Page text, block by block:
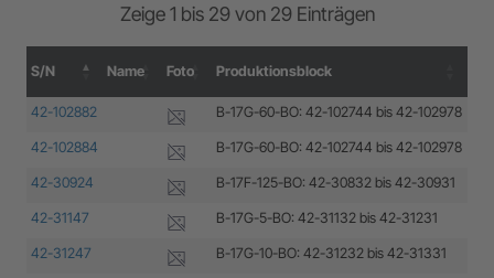
Zeige 1 bis 29 von 29 Einträgen
S/N Name Foto Produktionsblock
S/N Foto Produktionsblock
42-102882 B-17G-60-BO: 42-102744 bis 42-102978
42-102884 B-17G-60-BO: 42-102744 bis 42-102978
42-30924 B-17F-125-BO: 42-30832 bis 42-30931
42-31147 B-17G-5-BO: 42-31132 bis 42-31231
42-31247 B-17G-10-BO: 42-31232 bis 42-31331